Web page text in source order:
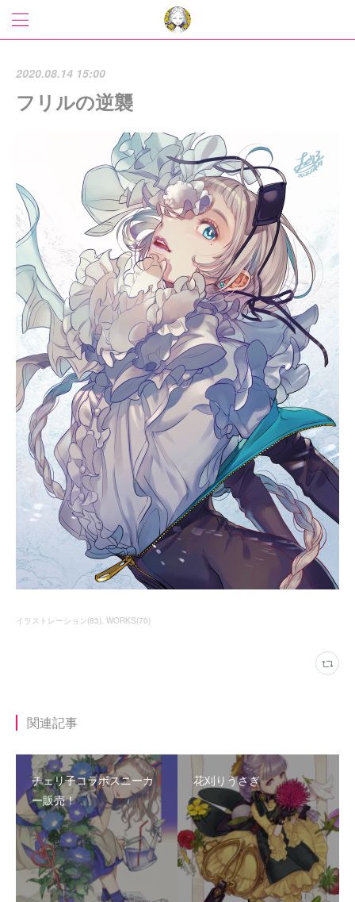
2020.08.14 15:00
フリルの逆襲
イラストレーション(83) WORKS(70)
関連記事
チェリ子コラボスニーカ
ー販売！
花刈りうさぎ